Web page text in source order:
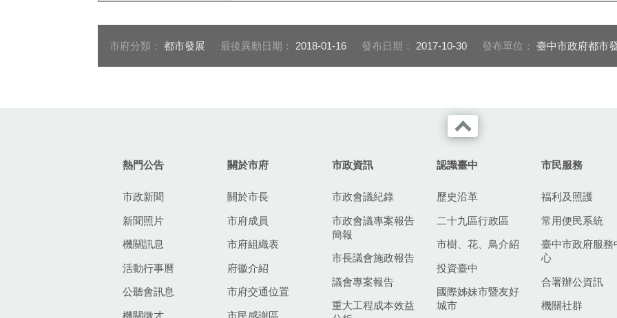
市府分類： 都市發展 最後異動日期： 2018-01-16 發布日期： 2017-10-30 發布單位： 臺中市政府都市
熱門公告
市政新聞
新聞照片
機關訊息
活動行事曆
公聽會訊息
機關徵才
關於市府
關於市長
市府成員
市府組織表
府徽介紹
市府交通位置
市民感謝區
市政資訊
市政會議紀錄
市政會議專案報告
簡報
市長議會施政報告
議會專案報告
重大工程成本效益
認識臺中
歷史沿革
二十九區行政區
市樹、花、鳥介紹
投資臺中
國際姊妹市暨友好
城市
市民服務
福利及照護
常用便民系統
臺中市政府服務
心
合署辦公資訊
機關社群